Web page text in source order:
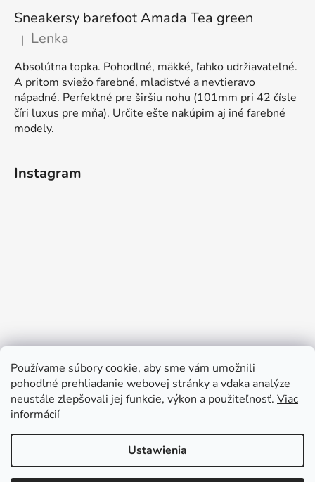
Používame súbory cookie, aby sme vám umožnili
pohodlné prehliadanie webovej stránky a vďaka analýze
neustále zlepšovali jej funkcie, výkon a použiteľnosť. Viac
informácií
Ustawienia
Sneakersy barefoot Amada Tea green
Ocena produktu to 5 na 5 gwiazdek.
| Lenka
Absolútna topka. Pohodlné, mäkké, ľahko udržiavateľné.
A pritom sviežo farebné, mladistvé a nevtieravo
nápadné. Perfektné pre širšiu nohu (101mm pri 42 čísle
číri luxus pre mňa). Určite ešte nakúpim aj iné farebné
modely.
Instagram